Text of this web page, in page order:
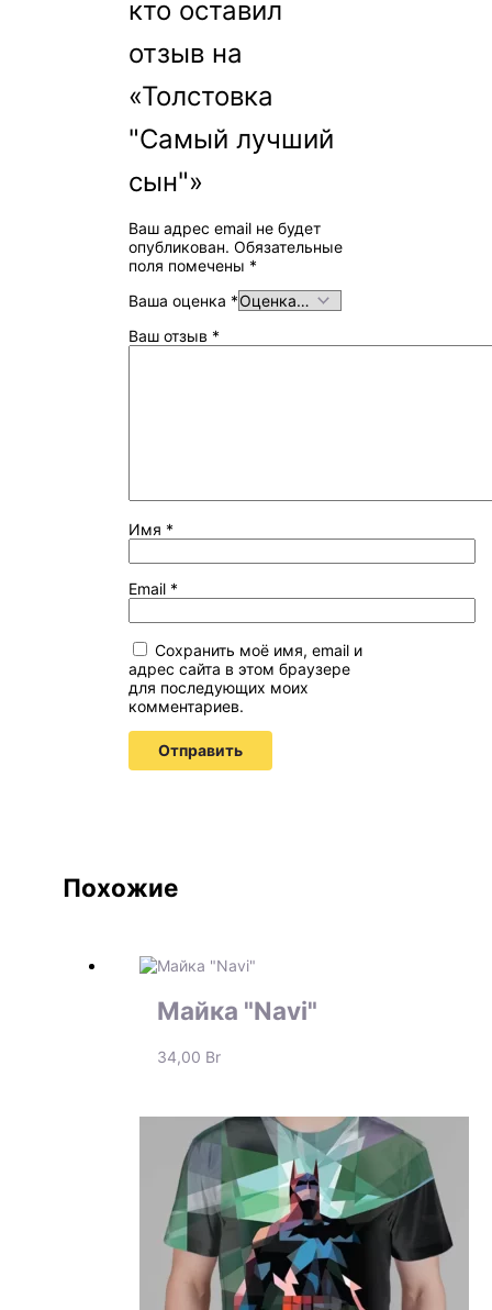
кто оставил
отзыв на
«Толстовка
"Самый лучший
сын"»
Ваш адрес email не будет
опубликован. Обязательные
поля помечены *
Ваша оценка *
Ваш отзыв *
Имя *
Email *
Сохранить моё имя, email и
адрес сайта в этом браузере
для последующих моих
комментариев.
Похожие
Майка "Navi"
34,00 Br